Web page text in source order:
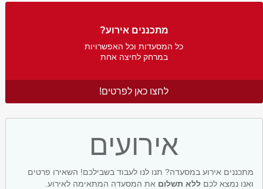
מתכננים אירוע?
כל המסעדות וכל האפשרויות
במרחק לחיצה אחת
לחצו כאן לפרטים!
אירועים
מתכננים אירוע במסעדה? תנו לנו לעבוד בשבילכם! השאירו פרטים
ואנו נמצא לכם ללא תשלום את המסעדה המתאימה לאירוע.